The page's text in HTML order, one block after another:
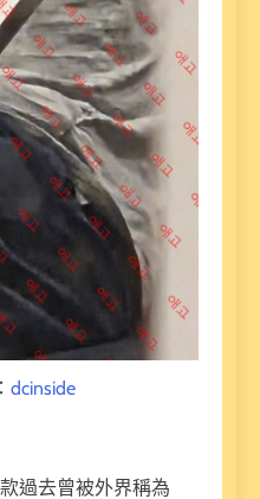
dcinside
過去曾被外界稱為